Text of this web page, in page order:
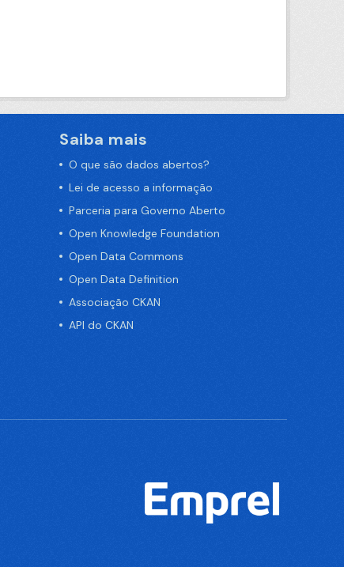
Saiba mais
O que são dados abertos?
Lei de acesso a informação
Parceria para Governo Aberto
Open Knowledge Foundation
Open Data Commons
Open Data Definition
Associação CKAN
API do CKAN